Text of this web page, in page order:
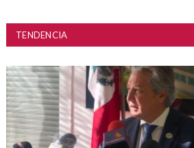
TENDENCIA